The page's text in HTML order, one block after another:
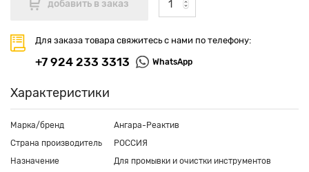
Для заказа товара свяжитесь с нами по телефону:
+7 924 233 3313 WhatsApp
Характеристики
Марка/бренд
Ангара-Реактив
Страна производитель
РОССИЯ
Назначение
Для промывки и очистки инструментов